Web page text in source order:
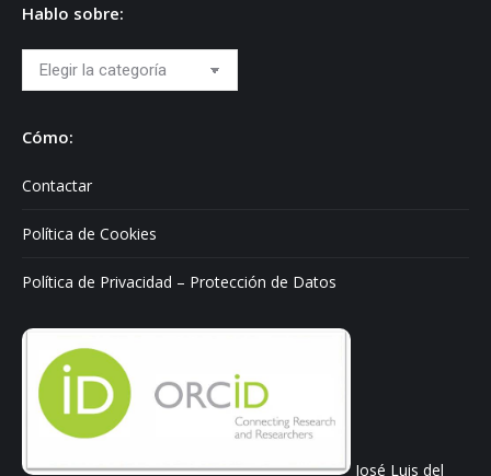
Hablo sobre:
Hablo
sobre:
Cómo:
Contactar
Política de Cookies
Política de Privacidad – Protección de Datos
José Luis del